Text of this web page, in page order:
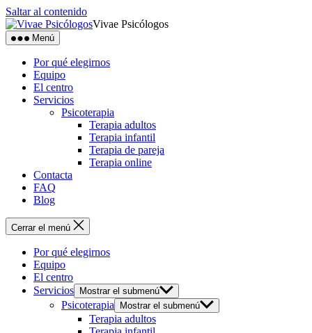
Saltar al contenido
Vivae Psicólogos
Menú
Por qué elegirnos
Equipo
El centro
Servicios
Psicoterapia
Terapia adultos
Terapia infantil
Terapia de pareja
Terapia online
Contacta
FAQ
Blog
Cerrar el menú
Por qué elegirnos
Equipo
El centro
Servicios
Mostrar el submenú
Psicoterapia Mostrar el submenú
Terapia adultos